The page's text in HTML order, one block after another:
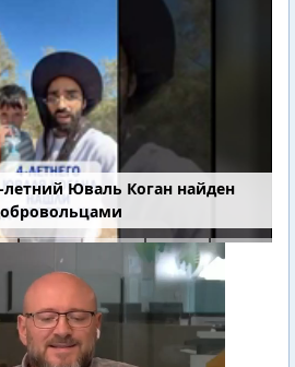
летний Юваль Коган найден